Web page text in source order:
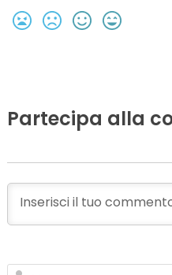
Partecipa alla